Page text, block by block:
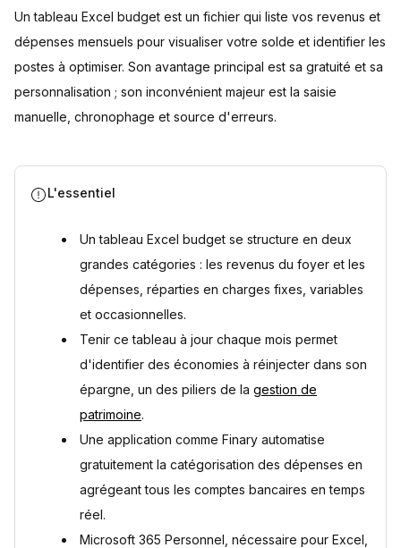
Un tableau Excel budget est un fichier qui liste vos revenus et
dépenses mensuels pour visualiser votre solde et identifier les
postes à optimiser. Son avantage principal est sa gratuité et sa
personnalisation ; son inconvénient majeur est la saisie
manuelle, chronophage et source d'erreurs.
L'essentiel
Un tableau Excel budget se structure en deux
grandes catégories : les revenus du foyer et les
dépenses, réparties en charges fixes, variables
et occasionnelles.
Tenir ce tableau à jour chaque mois permet
d'identifier des économies à réinjecter dans son
épargne, un des piliers de la gestion de
patrimoine.
Une application comme Finary automatise
gratuitement la catégorisation des dépenses en
agrégeant tous les comptes bancaires en temps
réel.
Microsoft 365 Personnel, nécessaire pour Excel,